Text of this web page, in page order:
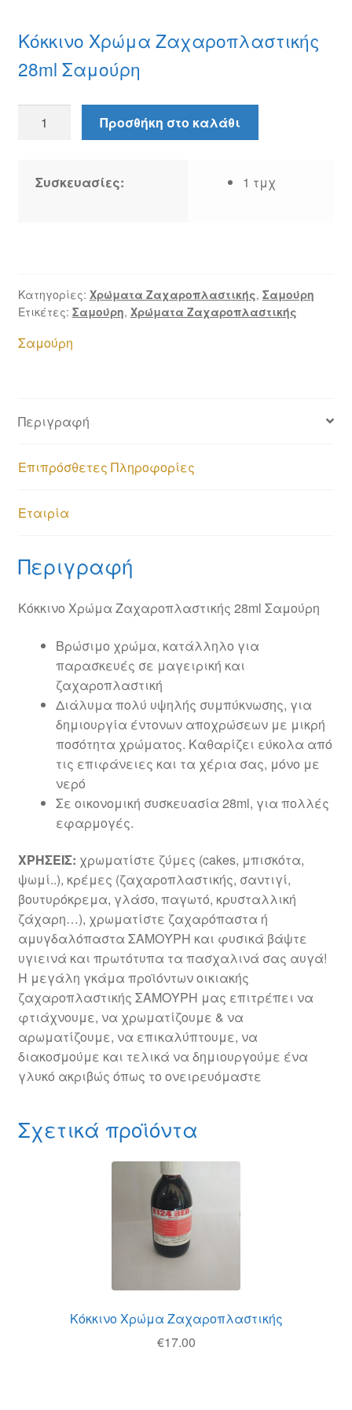
Κόκκινο Χρώμα Ζαχαροπλαστικής
28ml Σαμούρη
Χρώμα
ποσότητα
Προσθήκη στο καλάθι
Συσκευασίες: 1 τμχ
Κατηγορίες: Χρώματα Ζαχαροπλαστικής, Σαμούρη
Ετικέτες: Σαμούρη, Χρώματα Ζαχαροπλαστικής
Σαμούρη
Περιγραφή
Επιπρόσθετες Πληροφορίες
Εταιρία
Περιγραφή
Κόκκινο Χρώμα Ζαχαροπλαστικής 28ml Σαμούρη
Βρώσιμο χρώμα, κατάλληλο για
παρασκευές σε μαγειρική και
ζαχαροπλαστική
Διάλυμα πολύ υψηλής συμπύκνωσης, για
δημιουργία έντονων αποχρώσεων με μικρή
ποσότητα χρώματος. Καθαρίζει εύκολα από
τις επιφάνειες και τα χέρια σας, μόνο με
νερό
Σε οικονομική συσκευασία 28ml, για πολλές
εφαρμογές.
ΧΡΗΣΕΙΣ: χρωματίστε ζύμες (cakes, μπισκότα,
ψωμί..), κρέμες (ζαχαροπλαστικής, σαντιγί,
βουτυρόκρεμα, γλάσο, παγωτό, κρυσταλλική
ζάχαρη…), χρωματίστε ζαχαρόπαστα ή
αμυγδαλόπαστα ΣΑΜΟΥΡΗ και φυσικά βάψτε
υγιεινά και πρωτότυπα τα πασχαλινά σας αυγά!
H μεγάλη γκάμα προϊόντων οικιακής
ζαχαροπλαστικής ΣΑΜΟΥΡΗ μας επιτρέπει να
φτιάχνουμε, να χρωματίζουμε & να
αρωματίζουμε, να επικαλύπτουμε, να
διακοσμούμε και τελικά να δημιουργούμε ένα
γλυκό ακριβώς όπως το ονειρευόμαστε
Σχετικά προϊόντα
Κόκκινο Χρώμα Ζαχαροπλαστικής
€17.00